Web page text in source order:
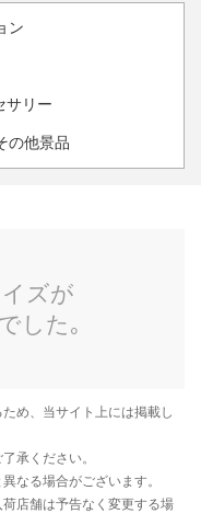
ン
サリー
の他景品